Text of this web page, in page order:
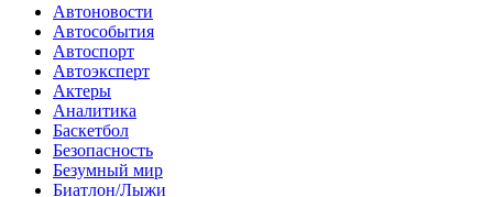
Автоновости
Автособытия
Автоспорт
Автоэксперт
Актеры
Аналитика
Баскетбол
Безопасность
Безумный мир
Биатлон/Лыжи